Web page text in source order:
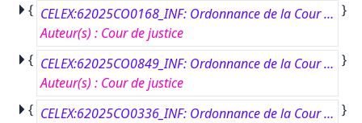
{
CELEX:62025CO0168_INF: Ordonnance de la Cour (huitième chambre) du 25 février 2026.#Bytové družstvo so sídlom v Trnave contre Prima banka Slovensko, a.s.#Renvoi préjudiciel – Article 99 du règlement de procédure de la Cour – Protection des consommateurs – Clauses abusives dans les contrats conclus avec les consommateurs – Directive 93/13 – Article 2, sous b) – Notion de consommateur – Personne morale gérante d’un immeuble ayant conclu un contrat de crédit pour le compte des copropriétaires – Non-inclusion.#Affaire C-168/25.
Auteur(s) : Cour de justice
}
{
CELEX:62025CO0849_INF: Ordonnance de la Cour (huitième chambre) du 6 mai 2026.#Swissgrid AG contre Agence de l’Union européenne pour la coopération des régulateurs de l’énergie (ACER).#Pourvoi – Article 181 du règlement de procédure de la Cour – Article 56, deuxième alinéa, du statut de la Cour de justice de l’Union européenne – Pourvoi formé par une partie n’ayant pas succombé en ses conclusions en première instance – Pourvoi manifestement irrecevable.#Affaire C-849/25 P.
Auteur(s) : Cour de justice
}
{
CELEX:62025CO0336_INF: Ordonnance de la Cour (septième chambre) du 24 février 2026.#RY contre Commission européenne.#Pourvoi – Article 181 du règlement de procédure de la Cour – Recours en indemnité – Résiliation du contrat de travail d’un agent temporaire – Préjudices matériel et moral prétendument subis par la partie requérante – Fondement juridique du recours – Lien d’emploi de l’agent avec l’institution concernée.#Affaire C-336/25 P. }